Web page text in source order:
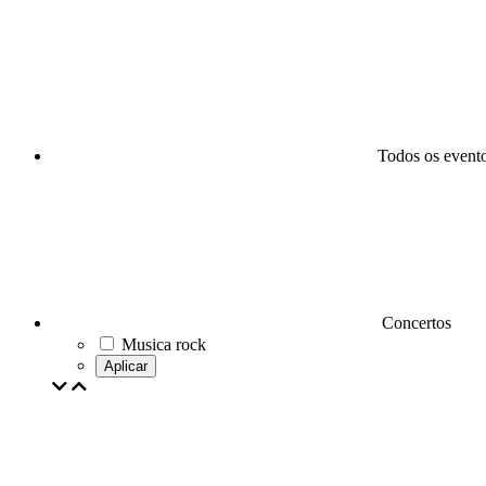
Todos os
Concertos
Musica rock
Aplicar